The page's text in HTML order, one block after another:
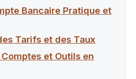
Bancaire Pratique et
Tarifs et des Taux
et Outils en